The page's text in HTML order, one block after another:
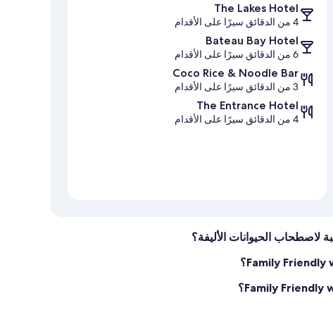
The Lakes Hotel
4 من الدقائق سيرًا على الأقدام
Bateau Bay Hotel
6 من الدقائق سيرًا على الأقدام
Coco Rice & Noodle Bar
3 من الدقائق سيرًا على الأقدام
The Entrance Hotel
4 من الدقائق سيرًا على الأقدام